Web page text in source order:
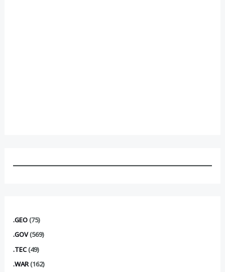
.GEO(75)
.GOV(569)
.TEC(49)
.WAR(162)